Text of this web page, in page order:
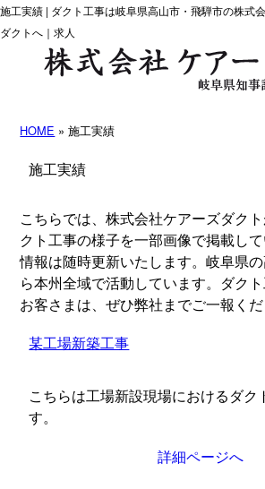
施工実績 | ダクト工事は岐阜県高山市・飛騨市の株式
ダクトへ｜求人
HOME » 施工実績
施工実績
こちらでは、株式会社ケアーズダク
クト工事の様子を一部画像で掲載して
情報は随時更新いたします。岐阜県
ら本州全域で活動しています。ダク
お客さまは、ぜひ弊社までご一報くだ
某工場新築工事
こちらは工場新設現場におけるダク
す。
詳細ページへ